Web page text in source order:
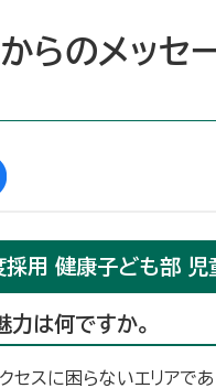
らのメッセ
用 健康子ども部 児
力は何ですか。
セスに困らないエリアで